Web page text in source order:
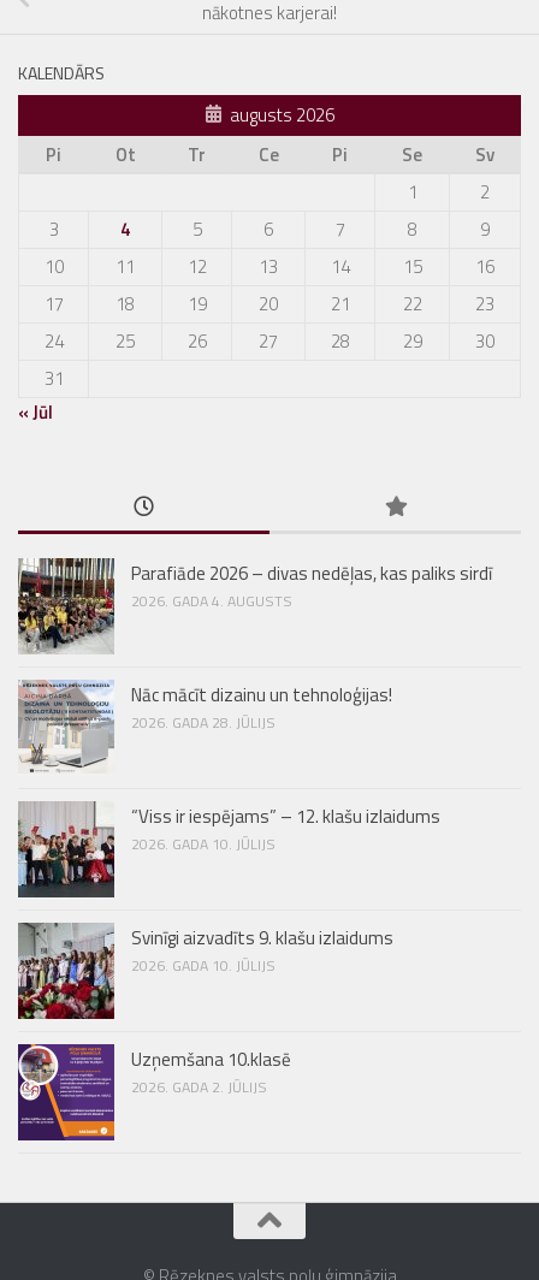
nākotnes karjerai!
KALENDĀRS
augusts 2026
Pi
Ot Tr Ce Pi Se
Sv
1
2
3
4 5 6 7 8
9
10
11 12 13 14 15
16
17
18 19 20 21 22
23
24
25 26 27 28 29
30
31
« Jūl
Parafiāde 2026 – divas nedēļas, kas paliks sirdī
2026. GADA 4. AUGUSTS
Nāc mācīt dizainu un tehnoloģijas!
2026. GADA 28. JŪLIJS
“Viss ir iespējams” – 12. klašu izlaidums
2026. GADA 10. JŪLIJS
Svinīgi aizvadīts 9. klašu izlaidums
2026. GADA 10. JŪLIJS
Uzņemšana 10.klasē
2026. GADA 2. JŪLIJS